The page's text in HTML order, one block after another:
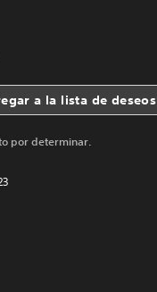
a la lista de deseos
por determinar.